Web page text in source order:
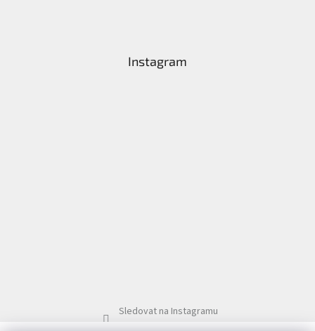
Instagram
Sledovat na Instagramu